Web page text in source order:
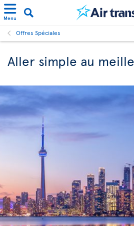
Menu
Offres Spéciales
Aller simple au